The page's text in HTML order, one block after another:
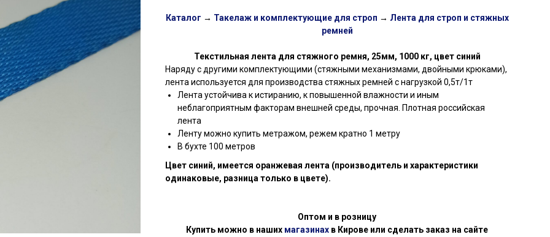
Каталог → Такелаж и комплектующие для строп → Лента для строп и стяжных
ремней
Текстильная лента для стяжного ремня, 25мм, 1000 кг, цвет синий
Наряду с другими комплектующими (стяжными механизмами, двойными крюками),
лента используется для производства стяжных ремней с нагрузкой 0,5т/1т
Лента устойчива к истиранию, к повышенной влажности и иным
неблагоприятным факторам внешней среды, прочная. Плотная российская
лента
Ленту можно купить метражом, режем кратно 1 метру
В бухте 100 метров
Цвет синий, имеется оранжевая лента (производитель и характеристики
одинаковые, разница только в цвете).
Оптом и в розницу
Купить можно в наших магазинах в Кирове или сделать заказ на сайте